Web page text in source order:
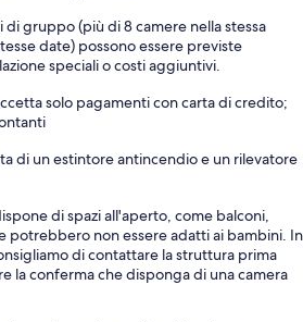
di gruppo (più di 8 camere nella stessa
date) possono essere previste
speciali o costi aggiuntivi.
solo pagamenti con carta di credito;
di un estintore antincendio e un rilevatore
di spazi all'aperto, come balconi,
potrebbero non essere adatti ai bambini. In
di contattare la struttura prima
la conferma che disponga di una camera